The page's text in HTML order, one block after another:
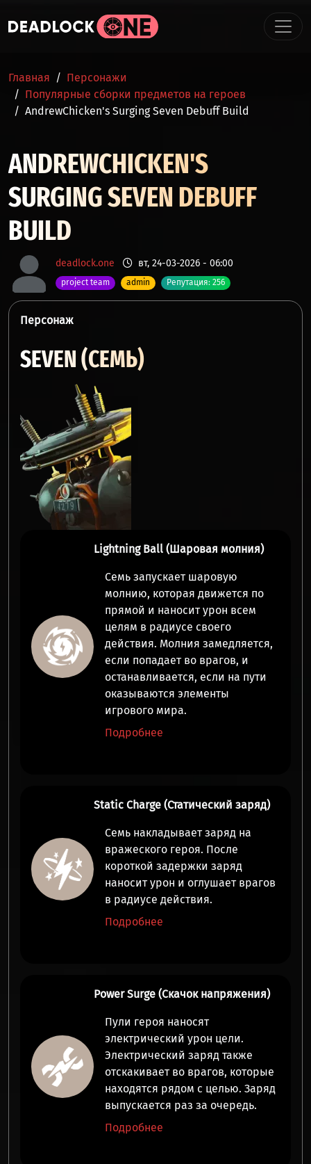
СТРОКА НАВИГАЦИИ
Главная
Персонажи
Популярные сборки предметов на героев
AndrewChicken's Surging Seven Debuff Build
ANDREWCHICKEN'S
SURGING SEVEN DEBUFF
BUILD
deadlock.one вт, 24-03-2026 - 06:00
project team admin Репутация: 256
Персонаж
SEVEN (СЕМЬ)
Lightning Ball (Шаровая молния)
Семь запускает шаровую
молнию, которая движется по
прямой и наноситурон всем
целям в радиусе своего
действия. Молния замедляется,
если попадает во врагов, и
останавливается, если на пути
оказываются элементы
игрового мира.
Подробнее
Static Charge (Статический заряд)
Семь накладывает заряд на
вражеского героя. После
короткой задержки заряд
наносит урон и оглушаетврагов
в радиусе действия.
Подробнее
Power Surge (Скачок напряжения)
Пули героя наносят
электрический урон цели.
Электрический заряд также
отскакивает во врагов, которые
находятся рядом с целью. Заряд
выпускается раз за очередь.
Подробнее